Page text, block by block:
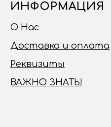
ИНФОРМАЦИЯ
О Нас
Доставка и оплата
Реквизиты
ВАЖНО ЗНАТЬ!